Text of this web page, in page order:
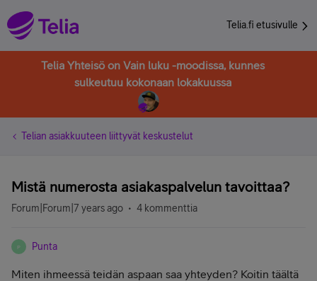
Telia.fi etusivulle
Telia Yhteisö on Vain luku -moodissa, kunnes
sulkeutuu kokonaan lokakuussa
Telian asiakkuuteen liittyvät keskustelut
Mistä numerosta asiakaspalvelun tavoittaa?
Forum|Forum|7 years ago 4 kommenttia
P Punta
Miten ihmeessä teidän aspaan saa yhteyden? Koitin täältä